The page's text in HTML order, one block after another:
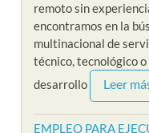
remoto sin
encontramos en la
multinacional de
técnico, tecnológico
desarrollo
Leer
EMPLEO PARA